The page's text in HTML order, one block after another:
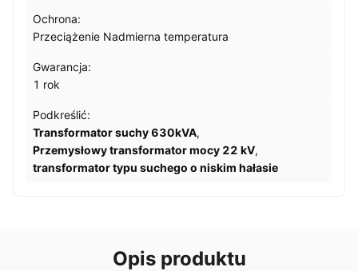
Ochrona:
Przeciążenie Nadmierna temperatura
Gwarancja:
1 rok
Podkreślić:
Transformator suchy 630kVA,
Przemysłowy transformator mocy 22 kV,
transformator typu suchego o niskim hałasie
Opis produktu